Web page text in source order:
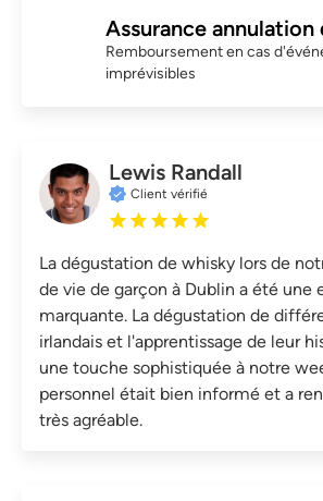
Assurance annulation
Remboursement en cas
imprévisibles
Lewis Randall
Client vérifié
La dégustation de whisky lors de
de vie de garçon à Dublin a été une
marquante. La dégustation de
irlandais et l'apprentissage de leur
une touche sophistiquée à notre
personnel était bien informé et a
très agréable.